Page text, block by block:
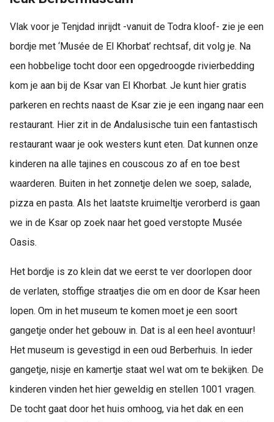
Vlak voor je Tenjdad inrijdt -vanuit de Todra kloof- zie je een
bordje met ‘Musée de El Khorbat’ rechtsaf, dit volg je. Na
een hobbelige tocht door een opgedroogde rivierbedding
kom je aan bij de Ksar van El Khorbat. Je kunt hier gratis
parkeren en rechts naast de Ksar zie je een ingang naar een
restaurant. Hier zit in de Andalusische tuin een fantastisch
restaurant waar je ook westers kunt eten. Dat kunnen onze
kinderen na alle tajines en couscous zo af en toe best
waarderen. Buiten in het zonnetje delen we soep, salade,
pizza en pasta. Als het laatste kruimeltje verorberd is gaan
we in de Ksar op zoek naar het goed verstopte Musée
Oasis.
Het bordje is zo klein dat we eerst te ver doorlopen door
de verlaten, stoffige straatjes die om en door de Ksar heen
lopen. Om in het museum te komen moet je een soort
gangetje onder het gebouw in. Dat is al een heel avontuur!
Het museum is gevestigd in een oud Berberhuis. In ieder
gangetje, nisje en kamertje staat wel wat om te bekijken. De
kinderen vinden het hier geweldig en stellen 1001 vragen.
De tocht gaat door het huis omhoog, via het dak en een